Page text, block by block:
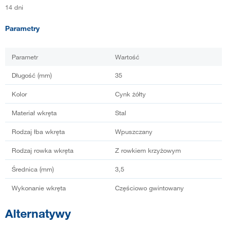
14 dni
Parametry
Parametr Wartość
Długość (mm) 35
Kolor Cynk żółty
Materiał wkręta Stal
Rodzaj łba wkręta Wpuszczany
Rodzaj rowka wkręta Z rowkiem krzyżowym
Średnica (mm) 3,5
Wykonanie wkręta Częściowo gwintowany
Alternatywy